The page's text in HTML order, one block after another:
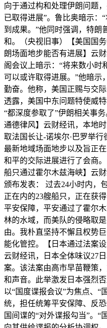
向于通过构和处理伊朗问题
已取得进展”。鲁比奥暗示：
到成果。”他同时强调，特朗
和。（央视旧事）【美国国
朗场面地步能否有进展】云
阁会议上暗示：“将来数小时
可以或许取得进展。”他暗示
勤奋。他称，美国正赐与交
透露，美国中东问题特使威
“都深度参取了”伊朗相关事
通德律风】云财经讯，本地
取法国长让-诺埃尔·巴罗举行
最新地域场面地步以及旨正
和平的交际进展进行了会商
船只通过霍尔木兹海峡】云
颁布发表： 过去24小时内，
正在内的23艘船只，正在获
平安保障，平安通过了霍尔
林的水域，而美队的侵略取
由。我朴直坚持不懈且权势
能化管控。【日本通过法案
云财经讯，日本全体味议27
案。该法案由高市早苗鞭策
和声音。此举激发日本强烈
以“国度谍报会议”为焦点、“
统，担任统筹平安保障、反
国间谍的“对外谍报勾当”。“